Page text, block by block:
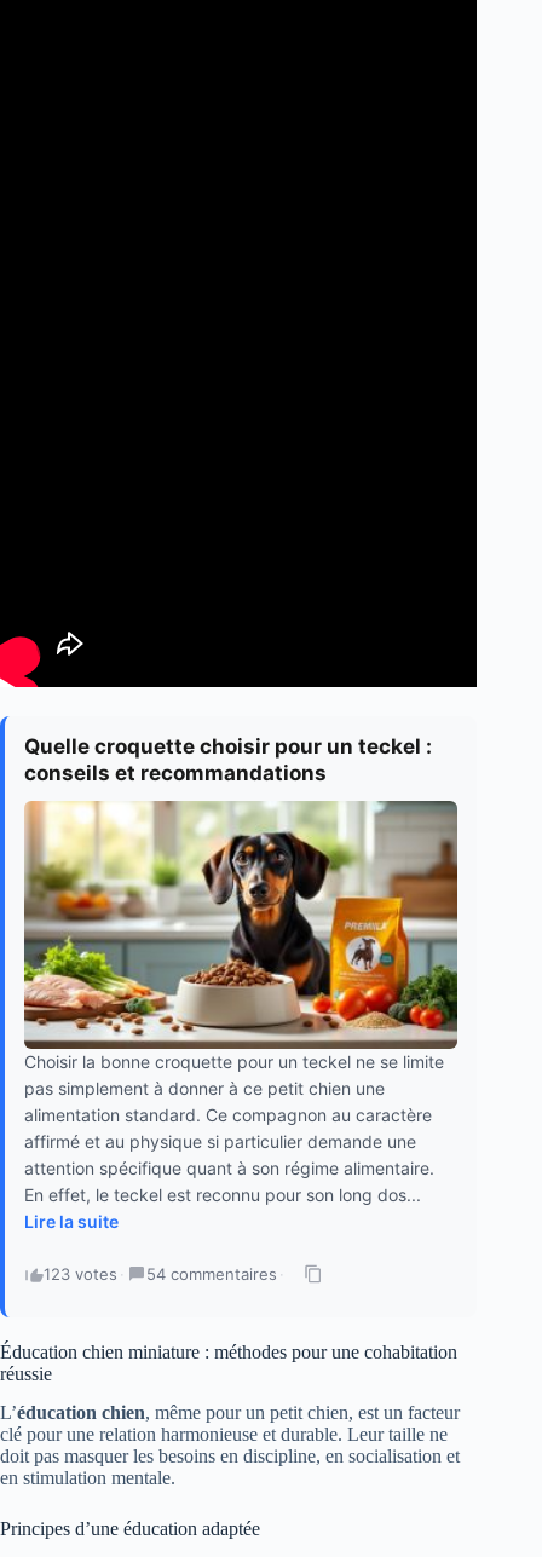
Quelle croquette choisir pour un teckel :
conseils et recommandations
Choisir la bonne croquette pour un teckel ne se limite
pas simplement à donner à ce petit chien une
alimentation standard. Ce compagnon au caractère
affirmé et au physique si particulier demande une
attention spécifique quant à son régime alimentaire.
En effet, le teckel est reconnu pour son long dos...
Lire la suite
123 votes · 54 commentaires ·
Éducation chien miniature : méthodes pour une cohabitation
réussie
L’éducation chien, même pour un petit chien, est un facteur
clé pour une relation harmonieuse et durable. Leur taille ne
doit pas masquer les besoins en discipline, en socialisation et
en stimulation mentale.
Principes d’une éducation adaptée